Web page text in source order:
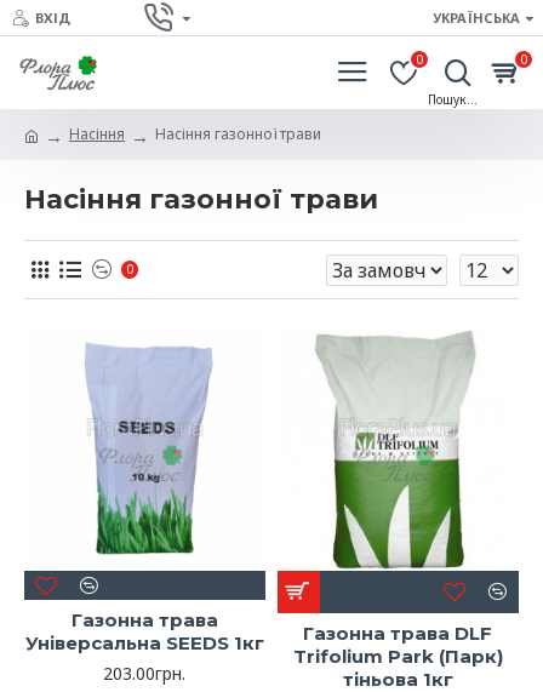
ВХІД УКРАЇНСЬКА
0 0
Насіння Насіння газонної трави
Насіння газонної трави
0
Газонна трава
Універсальна SEEDS 1кг
203.00грн.
Газонна трава DLF
Trifolium Park (Парк)
тіньова 1кг